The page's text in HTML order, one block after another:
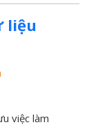
liệu
việc làm